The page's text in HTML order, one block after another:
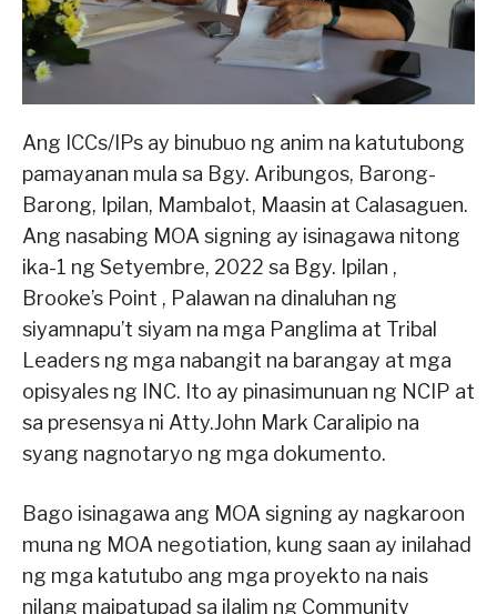
Ang ICCs/IPs ay binubuo ng anim na katutubong
pamayanan mula sa Bgy. Aribungos, Barong-
Barong, Ipilan, Mambalot, Maasin at Calasaguen.
Ang nasabing MOA signing ay isinagawa nitong
ika-1 ng Setyembre, 2022 sa Bgy. Ipilan ,
Brooke’s Point , Palawan na dinaluhan ng
siyamnapu’t siyam na mga Panglima at Tribal
Leaders ng mga nabangit na barangay at mga
opisyales ng INC. Ito ay pinasimunuan ng NCIP at
sa presensya ni Atty.John Mark Caralipio na
syang nagnotaryo ng mga dokumento.
Bago isinagawa ang MOA signing ay nagkaroon
muna ng MOA negotiation, kung saan ay inilahad
ng mga katutubo ang mga proyekto na nais
nilang maipatupad sa ilalim ng Community